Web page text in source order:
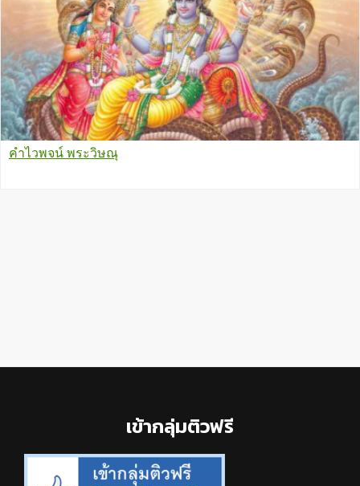
คำไวพจน์ พระวิษณุ
เข้ากลุ่มติวฟรี